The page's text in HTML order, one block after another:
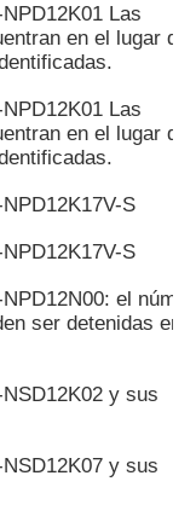
Las
en el lugar de
Las
en el lugar de
S
S
el
ser detenidas en
y sus
y sus